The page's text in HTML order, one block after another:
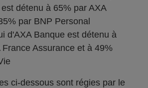
détenu à 65% par AXA
par BNP Personal
d'AXA Banque est détenu à
France Assurance et à 49%
ci-dessous sont régies par le